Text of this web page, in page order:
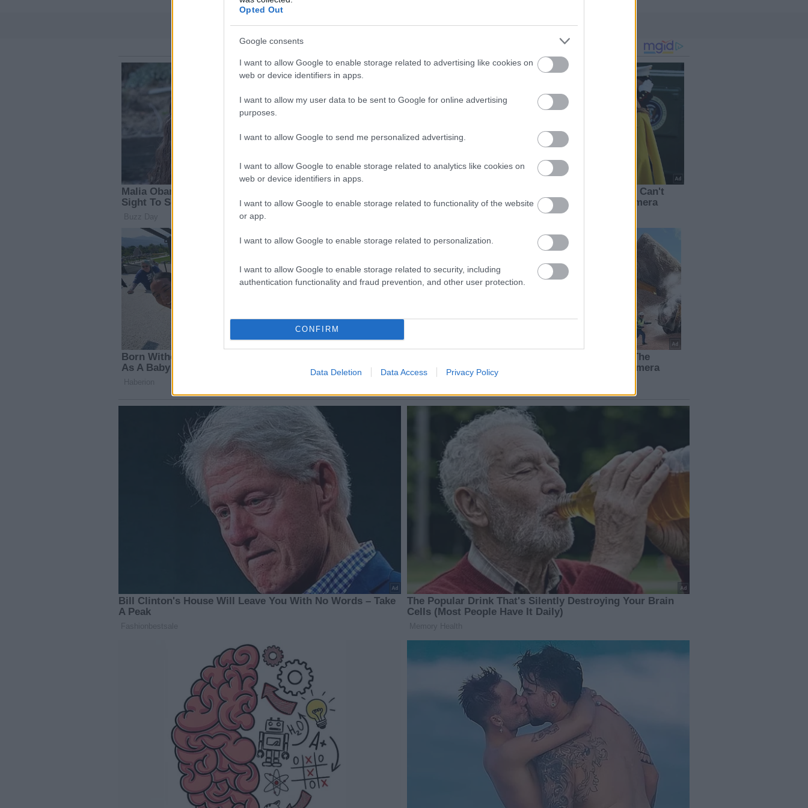
Opted Out
Google consents
I want to allow Google to enable storage related to advertising like cookies on
web or device identifiers in apps.
I want to allow my user data to be sent to Google for online advertising
purposes.
I want to allow Google to send me personalized advertising.
I want to allow Google to enable storage related to analytics like cookies on
web or device identifiers in apps.
I want to allow Google to enable storage related to functionality of the website
or app.
I want to allow Google to enable storage related to personalization.
I want to allow Google to enable storage related to security, including
authentication functionality and fraud prevention, and other user protection.
CONFIRM
Data Deletion Data Access Privacy Policy